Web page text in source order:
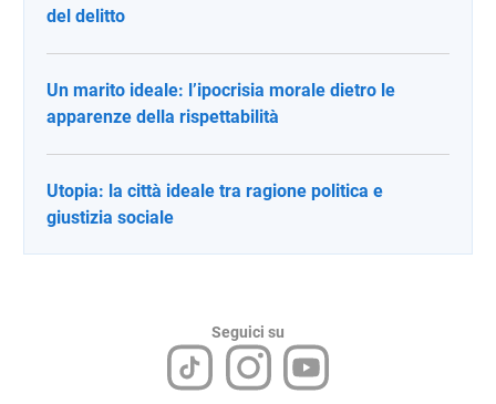
del delitto
Un marito ideale: l’ipocrisia morale dietro le
apparenze della rispettabilità
Utopia: la città ideale tra ragione politica e
giustizia sociale
Seguici su